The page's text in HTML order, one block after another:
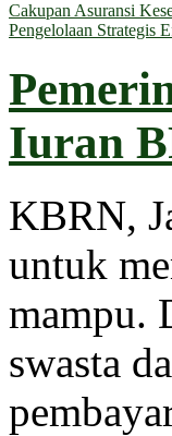
Cakupan Asuransi
Pengelolaan Strategis
Iuran
KBRN,
untuk
mampu.
swasta